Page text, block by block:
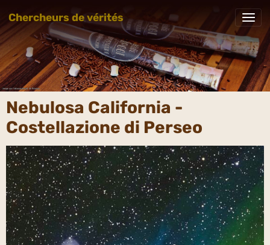
Chercheurs de vérités
Nebulosa California -
Costellazione di Perseo